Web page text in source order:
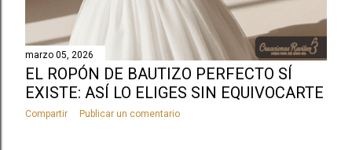
marzo 05, 2026
EL ROPÓN DE BAUTIZO PERFECTO SÍ
EXISTE: ASÍ LO ELIGES SIN EQUIVOCARTE
Compartir Publicar un comentario